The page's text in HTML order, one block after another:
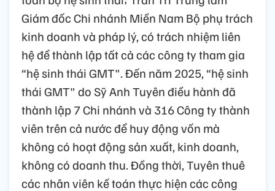
Giám đốc Chi nhánh Miền Nam Bộ phụ trách
kinh doanh và pháp lý, có trách nhiệm liên
hệ để thành lập tất cả các công ty tham gia
“hệ sinh thái GMT". Đến năm 2025, “hệ sinh
thái GMT" do Sỹ Anh Tuyên điều hành đã
thành lập 7 Chi nhánh và 316 Công ty thành
viên trên cả nước để huy động vốn mà
không có hoạt động sản xuất, kinh doanh,
không có doanh thu. Đồng thời, Tuyên thuê
các nhân viên kế toán thực hiện các công